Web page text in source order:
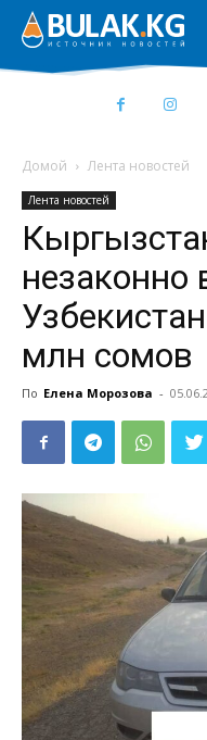
Домой Лента новостей
Лента новостей
незаконно
млн сомов
По Елена Морозова -